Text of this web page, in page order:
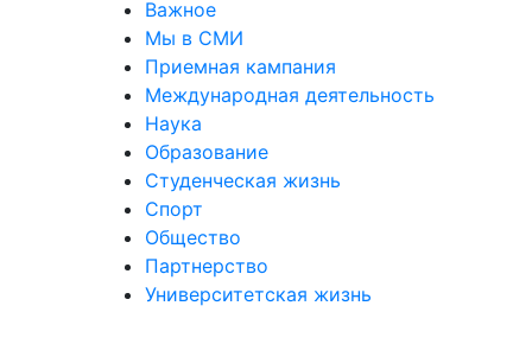
Важное
Мы в СМИ
Приемная кампания
Международная деятельность
Наука
Образование
Студенческая жизнь
Спорт
Общество
Партнерство
Университетская жизнь